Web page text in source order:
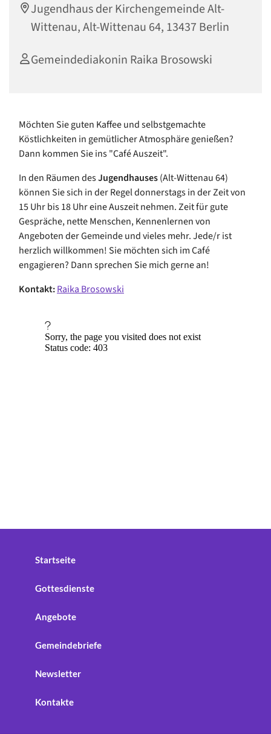
Jugendhaus der Kirchengemeinde Alt-
Wittenau, Alt-Wittenau 64, 13437 Berlin
Gemeindediakonin Raika Brosowski
Möchten Sie guten Kaffee und selbstgemachte
Köstlichkeiten in gemütlicher Atmosphäre genießen?
Dann kommen Sie ins "Café Auszeit".
In den Räumen desJugendhauses(Alt-Wittenau 64)
können Sie sich in der Regel donnerstags in der Zeit von
15 Uhr bis 18 Uhr eine Auszeit nehmen. Zeit für gute
Gespräche, nette Menschen, Kennenlernen von
Angeboten der Gemeinde und vieles mehr. Jede/r ist
herzlich willkommen! Sie möchten sich im Café
engagieren? Dann sprechen Sie mich gerne an!
Kontakt:Raika Brosowski
Startseite
Gottesdienste
Angebote
Gemeindebriefe
Newsletter
Kontakte